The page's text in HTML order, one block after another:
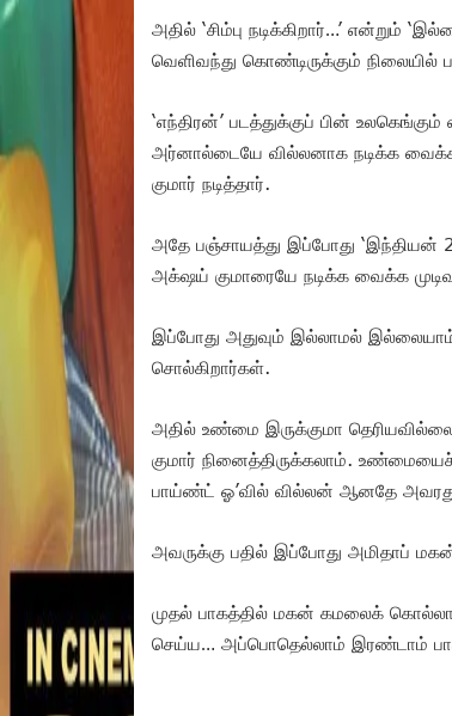
அதில் ‘சிம்பு நடிக்கிறார்…’ என்றும்
வெளிவந்து கொண்டிருக்கும் நிலையில்
‘எந்திரன்’ படத்துக்குப் பின்
அர்னால்டையே வில்லனாக நடிக்க
குமார் நடித்தார்.
அதே பஞ்சாயத்து இப்போது ‘இந்தியன் 2’
அக்‌ஷய் குமாரையே நடிக்க வைக்க
இப்போது அதுவும் இல்லாமல்
சொல்கிறார்கள்.
அதில் உண்மை இருக்குமா
குமார் நினைத்திருக்கலாம்.
பாய்ண்ட் ஓ’வில் வில்லன் ஆனதே
அவருக்கு பதில் இப்போது அமிதாப்
முதல் பாகத்தில் மகன் கமலைக்
செய்ய… அப்பொதெல்லாம் இரண்டாம்